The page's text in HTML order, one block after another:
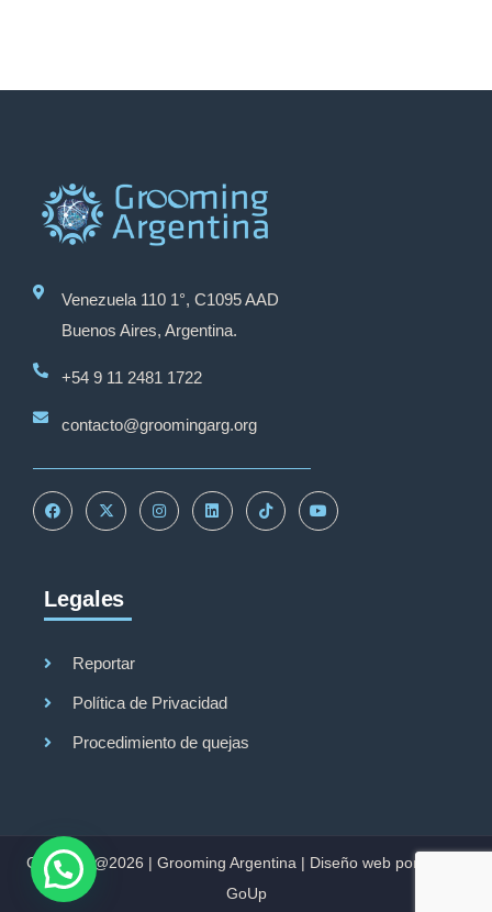
Venezuela 110 1°, C1095 AAD
Buenos Aires, Argentina.
+54 9 11 2481 1722
contacto@groomingarg.org
Legales
Reportar
Política de Privacidad
Procedimiento de quejas
Copyright@2026 | Grooming Argentina| Diseño web por Studio
GoUp